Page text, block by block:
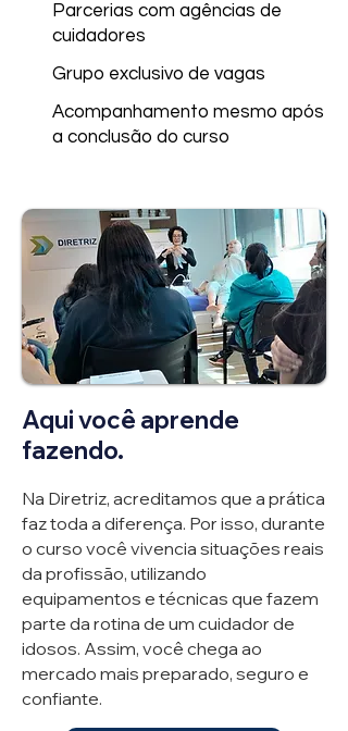
Parcerias com agências de
cuidadores
Grupo exclusivo de vagas
Acompanhamento mesmo após
a conclusão do curso
Aqui você aprende
fazendo.
Na Diretriz, acreditamos que a prática
faz toda a diferença. Por isso, durante
o curso você vivencia situações reais
da profissão, utilizando
equipamentos e técnicas que fazem
parte da rotina de um cuidador de
idosos. Assim, você chega ao
mercado mais preparado, seguro e
confiante.